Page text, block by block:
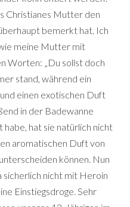
Christianes Mutter den
bemerkt hat. Ich
meine Mutter mit
Worten: „Du sollst doch
stand, während ein
einen exotischen Duft
in der Badewanne
habe, hat sie natürlich nicht
aromatischen Duft von
können. Nun
sicherlich nicht mit Heroin
Einstiegsdroge. Sehr